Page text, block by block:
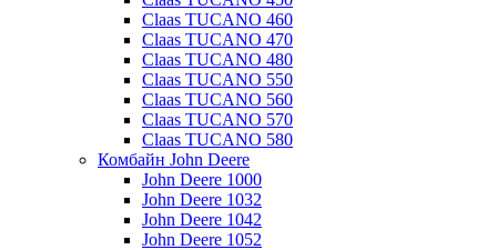
Claas TUCANO 460
Claas TUCANO 470
Claas TUCANO 480
Claas TUCANO 550
Claas TUCANO 560
Claas TUCANO 570
Claas TUCANO 580
Комбайн John Deere
John Deere 1000
John Deere 1032
John Deere 1042
John Deere 1052